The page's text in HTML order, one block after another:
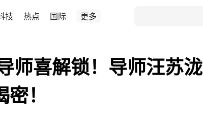
技 热点 国际 更多
师喜解锁！导师汪苏泷
！